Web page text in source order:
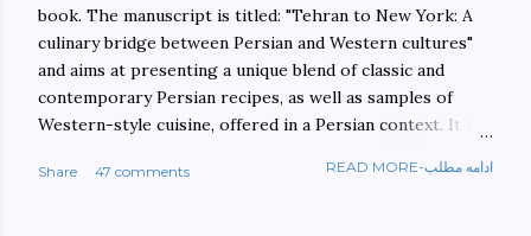
book. The manuscript is titled: "Tehran to New York: A
culinary bridge between Persian and Western cultures"
and aims at presenting a unique blend of classic and
contemporary Persian recipes, as well as samples of
Western-style cuisine, offered in a Persian context. It is
walls. This book aims at constructing a bridge between
Share 47 comments READ MORE-ادامه مطلب